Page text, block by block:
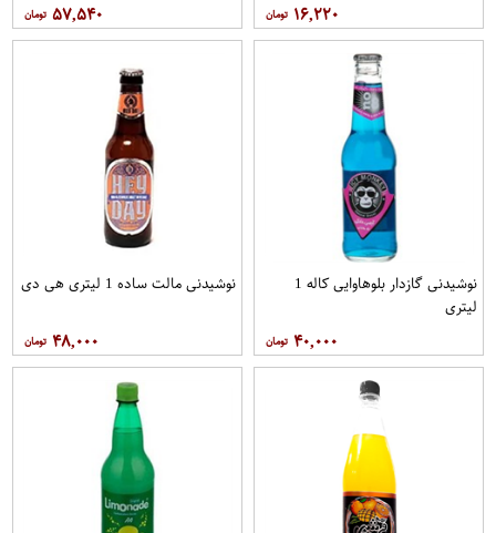
۱۶,۲۲۰ ۵۷,۵۴۰
نوشیدنی گازدار بلوهاوایی کاله 1
لیتری
۴۰,۰۰۰
نوشیدنی مالت ساده 1 لیتری هی دی
۴۸,۰۰۰